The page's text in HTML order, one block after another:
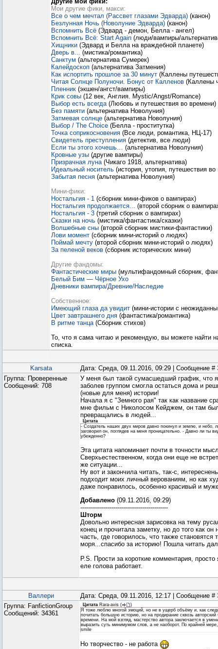
Мои другие фики, макси:
Все о чем мечтал (Рассвет глазами Эдварда) (канон)
Безлунная Ночь (Новолуние Эдварда) (канон)
Вспомнить Всё (Эдвард - демон, Белла - ангел)
Вспомнить Всё: Start Again (люди/вампиры/
Хищники (Эдвард и Белла на враждебной планете)
Дверь в... (мистика/романтика)
Санктум (альтернатива Сумерек)
Калейдоскоп (альтернатива Затмения)
Как испортить прошлое за 30 минут (Каллены
Читая Солнце Полуночи. Бонус от Калленов (Каллены
Пленник (экшен/ангст/вампиры)
Крик совы (12 век, Англия. Mystic/Angst/Romance)
Выбор есть всегда(Любовь и путешествия во времени)
Без памяти (альтернатива Новолуния)
Затмевая солнце (альтернатива Новолуния)
Выбор / The Choice (Белла - проститутка)
Точка соприкосновения (Все люди, романтика, НЦ-17)
Свидетель преступления (детектив, все люди)
Если ты этого хочешь… (альтернатива Новолуния)
Кровные узы (другие вампиры)
Призрачная луна(Чикаго 1918, альтернатива)
Идеальный носитель (история, утопия, путешествия во
Забытая песня (альтернатива Новолуния)
Мини-фики:
Ностальгия - 1 (сборник мини-фиков о вампирах)
Ностальгия продолжается... (второй сборник о
Ностальгия - 3 (третий сборник о вампирах)
Сказки на ночь (мистика/фантастика/сказки)
Волшебные сны (второй сборник мистики-фантастики)
Лови момент (сборник мини-историй о людях)
Поймай мечту (второй сборник мини-историй о людях)
За пеленой веков (сборник исторических мини)
Другие фандомы:
Фантастические миры (мультифандомный сборник,
Белый Бим — Чёрное Ухо
Дневники вампира/Древние/Наследие
Собственное:
Имеющий глаза да увидит (мини-истории с
Цвет завтрашнего дня (фантастика/романтика)
В ритме танца(Сборник стихов)
То, что я сама читаю и рекомендую, вы можете найти
списка.
Karsata Дата: Среда, 09.11.2016, 09:29 | Сообщение #
Группа: Проверенные
Сообщений: 708
У меня был такой сумасшедший график, что
заболев группом смогла остаться дома и
(новые для меня) истории!
Начала я с "Земного рая" так как название
мне фильм с Николосом Кейджем, он там
превращались в людей...
Цитата
- Создатель наших двух миров давно покинул и землю, и небо,
заговорил он, поглядев на меня проницательно. - Давно ли ты
убежденно?
Эта цитата напоминает почти в точности
Сверхьестественном, когда они еще не
же ситуации...
Ну вот и закончила читать, так-с,
подходит моих личный верованиям, но как
даже понравилось, особенно красивый и
Добавлено (09.11.2016, 09:29)
---------------------------------------------
Шторм
Довольно интересная зарисовка на тему
конец и прочитала заметку, но до того как
часть, где говорилось, что также
моря...спасибо за историю! Пошла читать
P.S. Прости за короткие комментария,
еле голова работает.
Валлери Дата: Среда, 09.11.2016, 12:17 | Сообщение #
Группа: FanfictionGroup
Сообщений: 34361
Цитата Rara-avis (
)
Я тоже люблю многой эмоций, но не в ущерб объёму и, как
почитать большую историю, но на продирание сквозь
времени. На мой взгляд, мастерство автора заключается в
выразить суть минимумом слов, а не наоборот. По крайней
smile
Но творчество - не работа